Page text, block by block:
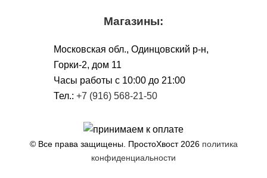
Магазины:
Московская обл., Одинцовский р-н,
Горки-2, дом 11
Чacы работы с 10:00 до 21:00
Тел.:+7 (916) 568-21-50
© Все права защищены. ПростоХвост 2026 политика
конфиденциальности